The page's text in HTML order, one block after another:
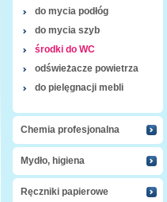
do mycia podłóg
do mycia szyb
środki do WC
odświeżacze powietrza
do pielęgnacji mebli
Chemia profesjonalna
Mydło, higiena
Ręczniki papierowe